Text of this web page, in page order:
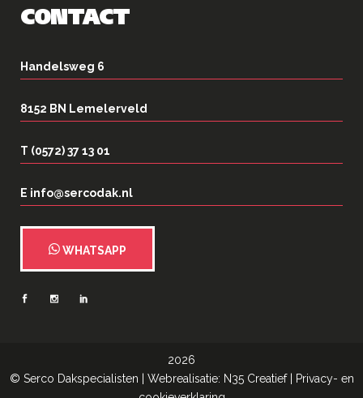
CONTACT
Handelsweg 6
8152 BN Lemelerveld
T (0572) 37 13 01
E info@sercodak.nl
WHATSAPP
2026
© Serco Dakspecialisten | Webrealisatie: N35 Creatief|
Privacy- en